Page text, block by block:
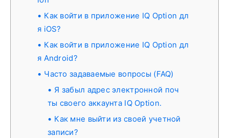
Как войти в приложение IQ Option дл
я iOS?
Как войти в приложение IQ Option дл
я Android?
Часто задаваемые вопросы (FAQ)
Я забыл адрес электронной поч
ты своего аккаунта IQ Option.
Как мне выйти из своей учетной
записи?